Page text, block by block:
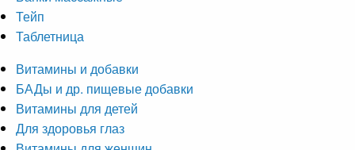
Тейп
Таблетница
Витамины и добавки
БАДы и др. пищевые добавки
Витамины для детей
Для здоровья глаз